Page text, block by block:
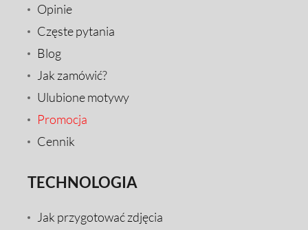
Opinie
Częste pytania
Blog
Jak zamówić?
Ulubione motywy
Promocja
Cennik
TECHNOLOGIA
Jak przygotować zdjęcia